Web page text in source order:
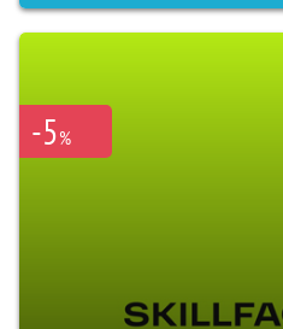
-5%